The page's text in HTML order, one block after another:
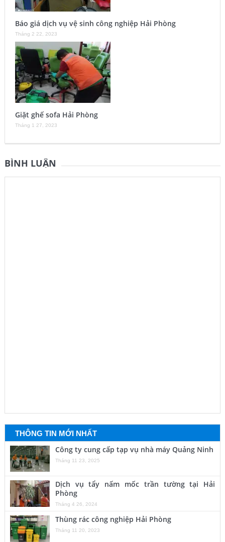
Báo giá dịch vụ vệ sinh công nghiệp Hải Phòng
Tháng 2 22, 2023
Giặt ghế sofa Hải Phòng
Tháng 1 27, 2023
BÌNH LUẬN
THÔNG TIN MỚI NHẤT
Công ty cung cấp tạp vụ nhà máy Quảng Ninh
Tháng 11 23, 2025
Dịch vụ tẩy nấm mốc trần tường tại Hải
Phòng
Tháng 4 26, 2024
Thùng rác công nghiệp Hải Phòng
Tháng 11 20, 2023